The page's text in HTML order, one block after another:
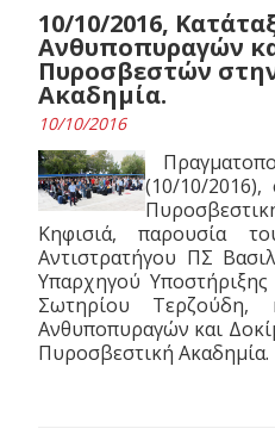
10/10/2016,
Ανθυποπυραγών
Πυροσβεστών
Ακαδημία.
10/10/2016
(10/10/2016),
Κηφισιά, παρουσία
Αντιστρατήγου ΠΣ
Υπαρχηγού
Σωτηρίου Τερζούδη,
Ανθυποπυραγών και
Πυροσβεστική Ακαδημία.